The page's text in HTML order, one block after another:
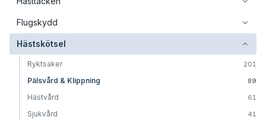
Flugskydd
Hästskötsel
Ryktsaker 201
Pälsvård & Klippning 89
Hästvård 61
Sjukvård 41